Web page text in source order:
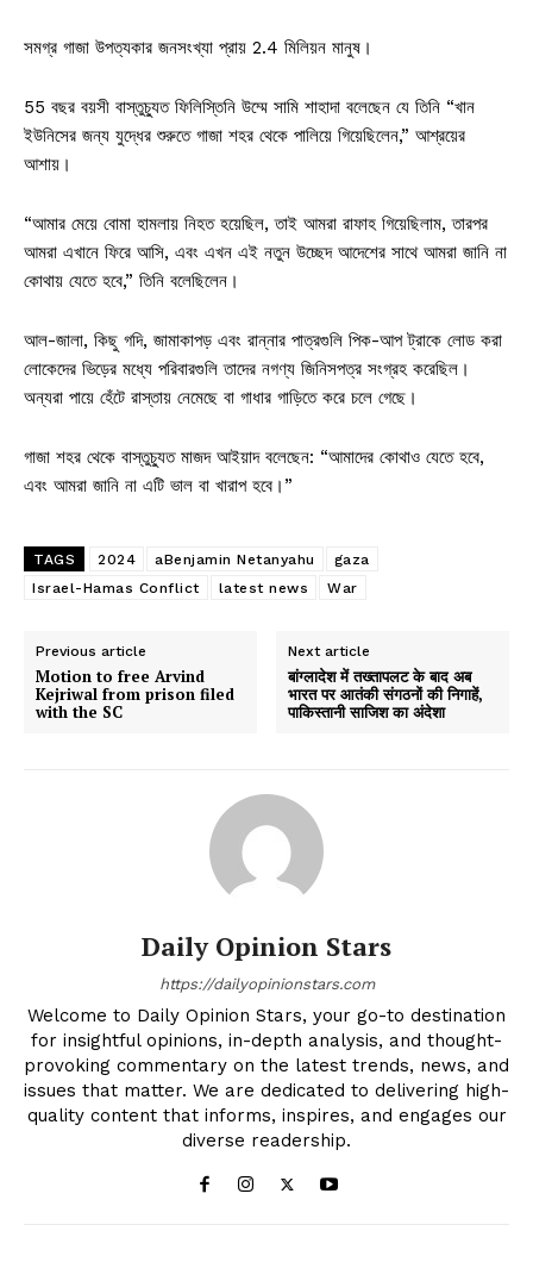
সমগ্র গাজা উপত্যকার জনসংখ্যা প্রায় 2.4 মিলিয়ন মানুষ।
55 বছর বয়সী বাস্তুচ্যুত ফিলিস্তিনি উম্মে সামি শাহাদা বলেছেন যে তিনি “খান
ইউনিসের জন্য যুদ্ধের শুরুতে গাজা শহর থেকে পালিয়ে গিয়েছিলেন,” আশ্রয়ের
আশায়।
“আমার মেয়ে বোমা হামলায় নিহত হয়েছিল, তাই আমরা রাফাহ গিয়েছিলাম, তারপর
আমরা এখানে ফিরে আসি, এবং এখন এই নতুন উচ্ছেদ আদেশের সাথে আমরা জানি না
কোথায় যেতে হবে,” তিনি বলেছিলেন।
আল-জালা, কিছু গদি, জামাকাপড় এবং রান্নার পাত্রগুলি পিক-আপ ট্রাকে লোড করা
লোকেদের ভিড়ের মধ্যে পরিবারগুলি তাদের নগণ্য জিনিসপত্র সংগ্রহ করেছিল।
অন্যরা পায়ে হেঁটে রাস্তায় নেমেছে বা গাধার গাড়িতে করে চলে গেছে।
গাজা শহর থেকে বাস্তুচ্যুত মাজদ আইয়াদ বলেছেন: “আমাদের কোথাও যেতে হবে,
এবং আমরা জানি না এটি ভাল বা খারাপ হবে।”
TAGS 2024 aBenjamin Netanyahu
gaza
Israel-Hamas Conflict
latest news War
Previous article
Motion to free Arvind
Kejriwal from prison filed
with the SC
Next article
बांग्लादेश में तख्तापलट के बाद अब
भारत पर आतंकी संगठनों की निगाहें,
पाकिस्तानी साजिश का अंदेशा
Daily Opinion Stars
https://dailyopinionstars.com
Welcome to Daily Opinion Stars, your go-to destination
for insightful opinions, in-depth analysis, and thought-
provoking commentary on the latest trends, news, and
issues that matter. We are dedicated to delivering high-
quality content that informs, inspires, and engages our
diverse readership.